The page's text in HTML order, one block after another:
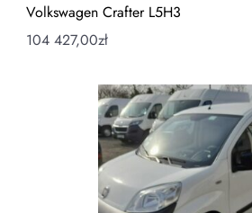
Volkswagen Crafter L5H3
104 427,00zł